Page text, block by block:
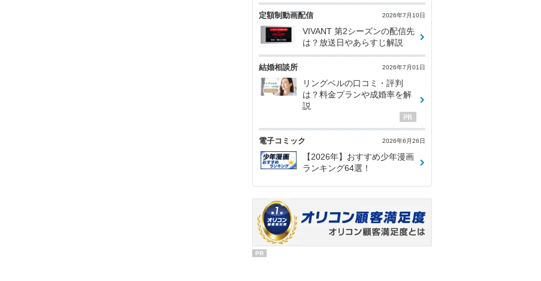
定額制動画配信 2026年7月10日
VIVANT 第2シーズンの配信先
は？放送日やあらすじ解説
結婚相談所 2026年7月01日
リングベルの口コミ・評判
は？料金プランや成婚率を解
説
電子コミック 2026年6月26日
【2026年】おすすめ少年漫画
ランキング64選！
PR